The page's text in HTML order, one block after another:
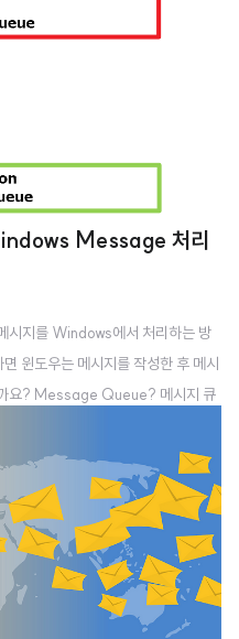
Message 처리
시지를 Windows에서 처리하는 방
윈도우는 메시지를 작성한 후 메시
요? Message Queue? 메시지 큐
장하는 형식을 말합니다. 주로 대칭
에 집어넣은 데이터가 먼저 나오는 LI
지를 저장하기 위해 할당된 큐입니다.
우에 마우스 움직임을 의미하는 메시
저장됩니다. 사용자가 키보드로 입